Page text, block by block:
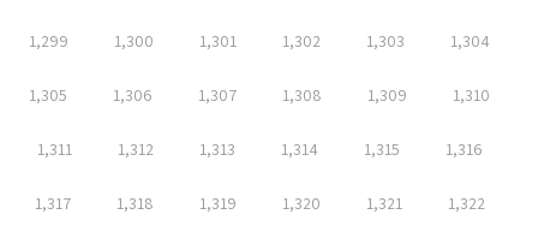
1,299 1,300 1,301 1,302 1,303 1,304
1,305 1,306 1,307 1,308 1,309 1,310
1,311 1,312 1,313 1,314 1,315 1,316
1,317 1,318 1,319 1,320 1,321 1,322